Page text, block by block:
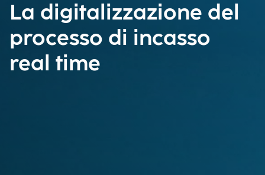
La digitalizzazione del
processo di incasso
real time